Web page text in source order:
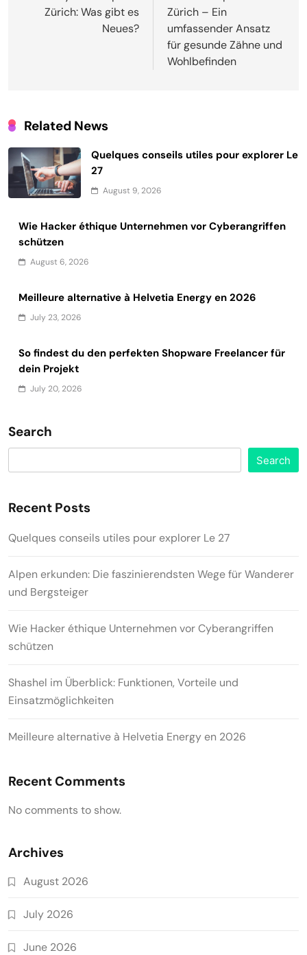
Zürich: Was gibt es
Neues?
Zürich – Ein
umfassender Ansatz
für gesunde Zähne und
Wohlbefinden
Related News
Quelques conseils utiles pour explorer Le
27
August 9, 2026
Wie Hacker éthique Unternehmen vor Cyberangriffen
schützen
August 6, 2026
Meilleure alternative à Helvetia Energy en 2026
July 23, 2026
So findest du den perfekten Shopware Freelancer für
dein Projekt
July 20, 2026
Search
Search
Recent Posts
Quelques conseils utiles pour explorer Le 27
Alpen erkunden: Die faszinierendsten Wege für Wanderer
und Bergsteiger
Wie Hacker éthique Unternehmen vor Cyberangriffen
schützen
Shashel im Überblick: Funktionen, Vorteile und
Einsatzmöglichkeiten
Meilleure alternative à Helvetia Energy en 2026
Recent Comments
No comments to show.
Archives
August 2026
July 2026
June 2026